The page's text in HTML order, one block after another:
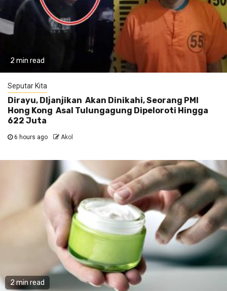
2 min read
Seputar Kita
Dirayu, DIjanjikan Akan Dinikahi, Seorang PMI
Hong Kong Asal Tulungagung Dipeloroti Hingga
622 Juta
6 hours ago Akol
2 min read